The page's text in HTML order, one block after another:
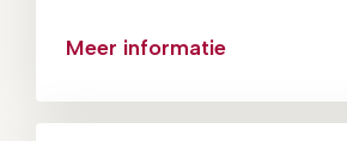
Meer informatie